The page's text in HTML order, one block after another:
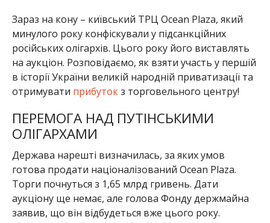
Зараз на кону – київський ТРЦ Ocean Plaza, який
минулого року конфіскували у підсанкційних
російських олігархів. Цього року його виставлять
на аукціон. Розповідаємо, як взяти участь у першій
в історії України великій народній приватизації та
отримувати прибутокз торговельного центру!
ПЕРЕМОГА НАД ПУТІНСЬКИМИ
ОЛІГАРХАМИ
Держава нарешті визначилась, за яких умов
готова продати націоналізований Ocean Plaza.
Торги почнуться з 1,65 млрд гривень. Дати
аукціону ще немає, але голова Фонду держмайна
заявив, що він відбудеться вже цього року.